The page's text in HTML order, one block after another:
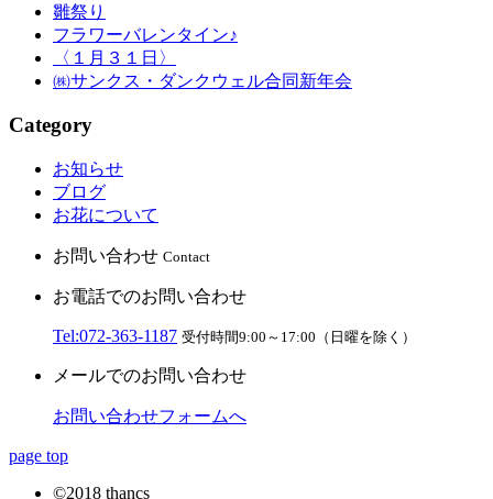
雛祭り
フラワーバレンタイン♪
〈１月３１日〉
㈱サンクス・ダンクウェル合同新年会
Category
お知らせ
ブログ
お花について
お問い合わせ Contact
お電話でのお問い合わせ
Tel:072-363-1187 受付時間9:00～17:00（日曜を除く）
メールでのお問い合わせ
お問い合わせフォームへ
page top
©2018 thancs